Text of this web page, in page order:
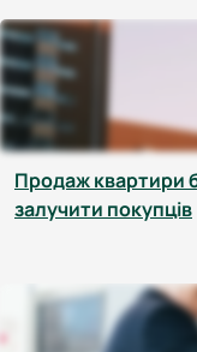
Продаж квартири
залучити покупців